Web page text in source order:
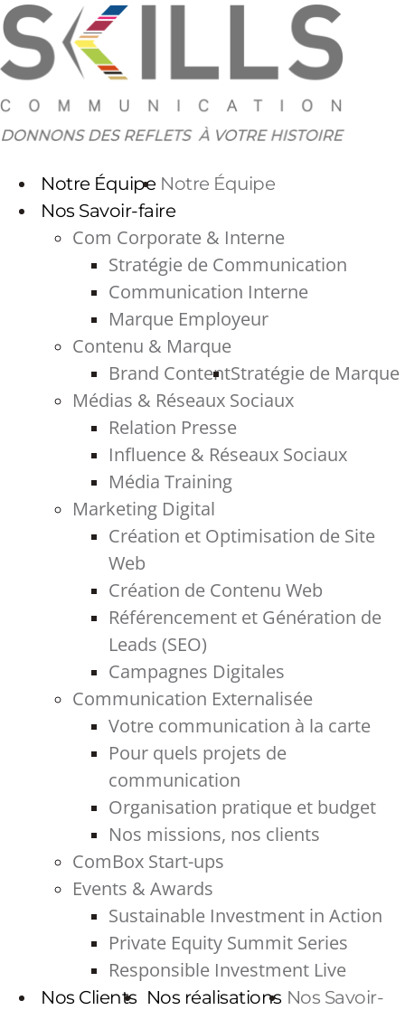
Aller
au
contenu
Notre Équipe
Nos Savoir-faire
Com Corporate & Interne
Stratégie de Communication
Communication Interne
Marque Employeur
Contenu & Marque
Brand ContentStratégie de Marque
Médias & Réseaux Sociaux
Relation Presse
Influence & Réseaux Sociaux
Média Training
Marketing Digital
Création et Optimisation de Site
Web
Création de Contenu Web
Référencement et Génération de
Leads (SEO)
Campagnes Digitales
Communication Externalisée
Votre communication à la carte
Pour quels projets de
communication
Organisation pratique et budget
Nos missions, nos clients
ComBox Start-ups
Events & Awards
Sustainable Investment in Action
Private Equity Summit Series
Responsible Investment Live
Nos Clients Nos réalisations
Notre Équipe
Nos Savoir-